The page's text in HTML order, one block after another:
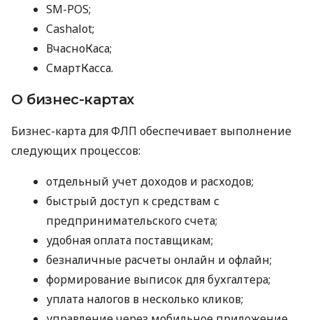
SM-POS;
Cashalot;
ВчасноКаса;
СмартКасса.
О бизнес-картах
Бизнес-карта для ФЛП обеспечивает выполнение
следующих процессов:
отдельный учет доходов и расходов;
быстрый доступ к средствам с
предпринимательского счета;
удобная оплата поставщикам;
безналичные расчеты онлайн и офлайн;
формирование выписок для бухгалтера;
уплата налогов в несколько кликов;